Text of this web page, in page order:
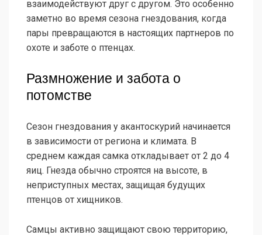
взаимодействуют друг с другом. Это особенно
заметно во время сезона гнездования, когда
пары превращаются в настоящих партнеров по
охоте и заботе о птенцах.
Размножение и забота о
потомстве
Сезон гнездования у акантоскурий начинается
в зависимости от региона и климата. В
среднем каждая самка откладывает от 2 до 4
яиц. Гнезда обычно строятся на высоте, в
неприступных местах, защищая будущих
птенцов от хищников.
Самцы активно защищают свою территорию,